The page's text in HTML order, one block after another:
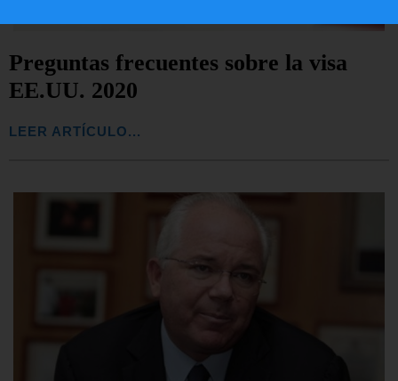
Preguntas frecuentes sobre la visa
EE.UU. 2020
LEER ARTÍCULO...